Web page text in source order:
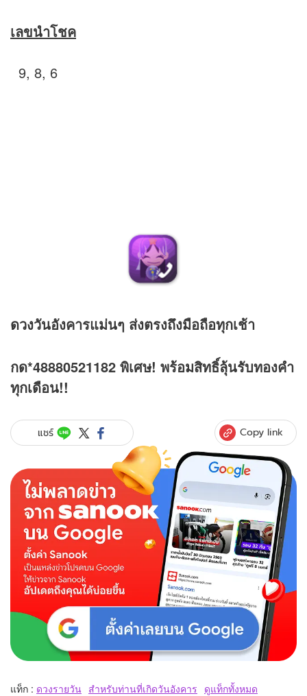
เลขนำโชค
9, 8, 6
ดวงวันอังคารแม่นๆ ส่งตรงถึงมือถือทุกเช้า
กด*48880521182 พิเศษ! พร้อมสิทธิ์ลุ้นรับทองคำ
ทุกเดือน!!
แชร์ Copy link
แท็ก : ดวงรายวัน สำหรับท่านที่เกิดวันอังคาร ดูแท็กทั้งหมด